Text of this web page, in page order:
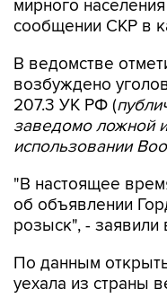
В ведомстве
207.3 УК РФ (
заведомо ложной
использовании
"В настоящее
розыск", - заявили
По данным
СКР Катерина